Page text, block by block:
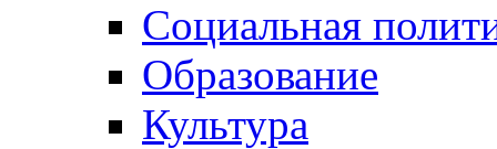
Социальная
Образование
Культура